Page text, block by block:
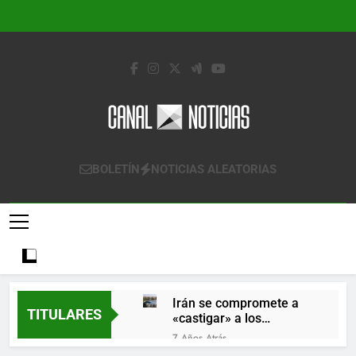
Canal Noticias
Canal Noticias
BOLETÍN NOTICIAS ALEATORIAS
TITULARES
Irán se compromete a
«castigar» a los
responsables de
derribar un avión
7 Años Atrás